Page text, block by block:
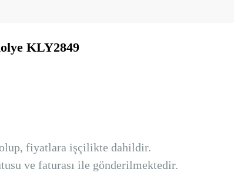
KLY2849
fiyatlara işçilikte dahildir.
ve faturası ile gönderilmektedir.